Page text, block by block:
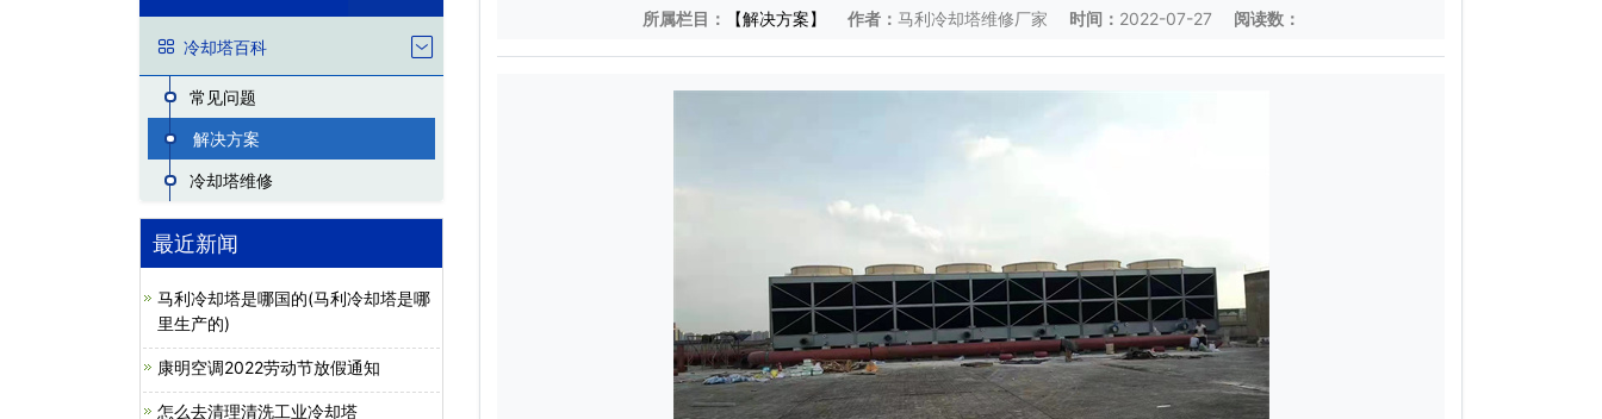
冷却塔百科
常见问题
解决方案
冷却塔维修
最近新闻
马利冷却塔是哪国的(马利冷却塔是哪
里生产的)
康明空调2022劳动节放假通知
怎么去清理清洗工业冷却塔
所属栏目： 【解决方案】 作者： 马利冷却塔维修厂家 时间： 2022-07-27 阅读数：